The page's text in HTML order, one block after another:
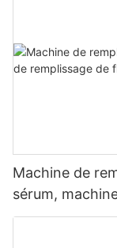
Machine de
sérum,
préservation